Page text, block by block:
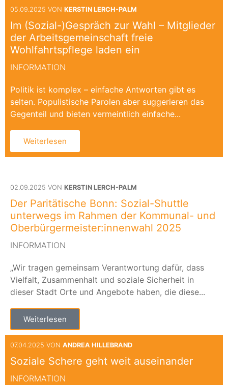
05.09.2025 VON KERSTIN LERCH-PALM
Im (Sozial-)Gespräch zur Wahl – Mitglieder
der Arbeitsgemeinschaft freie
Wohlfahrtspflege laden ein
INFORMATION
Politik ist komplex – einfache Antworten gibt es
selten. Populistische Parolen aber suggerieren das
Gegenteil und bieten vermeintlich einfache...
Weiterlesen
02.09.2025 VON KERSTIN LERCH-PALM
Der Paritätische Bonn: Sozial-Shuttle
unterwegs im Rahmen der Kommunal- und
Oberbürgermeister:innenwahl 2025
INFORMATION
„Wir tragen gemeinsam Verantwortung dafür, dass
Vielfalt, Zusammenhalt und soziale Sicherheit in
dieser Stadt Orte und Angebote haben, die diese...
Weiterlesen
07.04.2025 VON ANDREA HILLEBRAND
Soziale Schere geht weit auseinander
INFORMATION